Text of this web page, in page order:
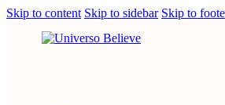
Skip to content Skip to sidebar Skip to